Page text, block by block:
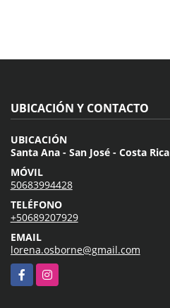
UBICACIÓN Y CONTACTO
UBICACIÓN
Santa Ana - San José - Costa Rica
MÓVIL
50683994428
TELÉFONO
+50689207929
EMAIL
lorena.osborne@gmail.com
FacebookInstagram